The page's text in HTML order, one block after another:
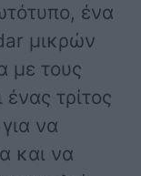
ένα
μικρών
με τους
τρίτος
να
και να